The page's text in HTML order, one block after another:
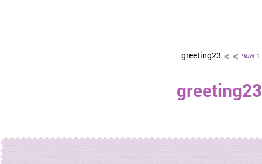
ראשי >
>
greeting23
greeting23